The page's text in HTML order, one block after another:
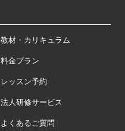
教材・カリキュラム
料金プラン
レッスン予約
法人研修サービス
よくあるご質問